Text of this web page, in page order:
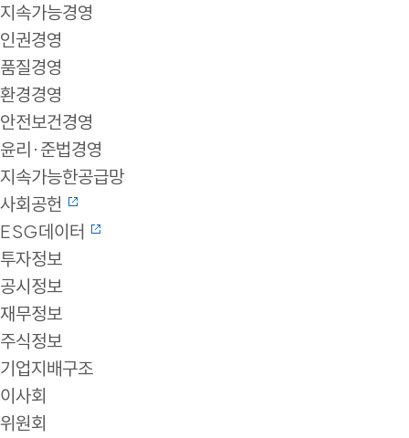
지속가능경영
인권경영
품질경영
환경경영
안전보건경영
윤리·준법경영
지속가능한공급망
사회공헌
ESG데이터
투자정보
공시정보
재무정보
주식정보
기업지배구조
이사회
위원회